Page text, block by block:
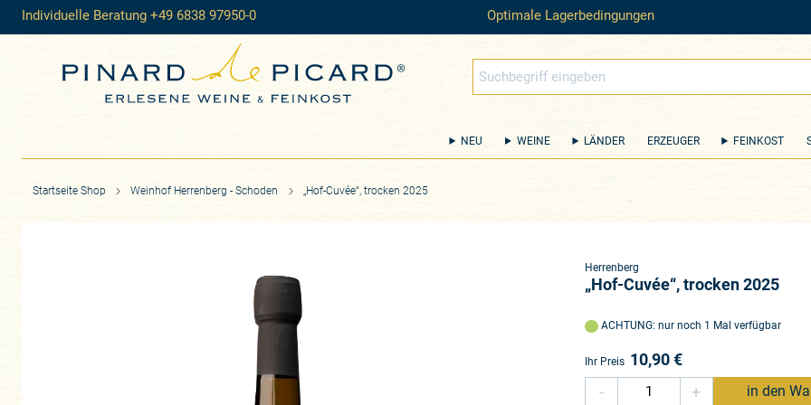
Individuelle Beratung +49 6838 97950-0 Optimale Lagerbedingungen
NEU WEINE LÄNDER ERZEUGER FEINKOST
Startseite Shop Weinhof Herrenberg - Schoden „Hof-Cuvée“, trocken 2025
Herrenberg
„Hof-Cuvée“, trocken 2025
ACHTUNG: nur noch 1 Mal verfügbar
Ihr Preis 10,90€
-
+ in den